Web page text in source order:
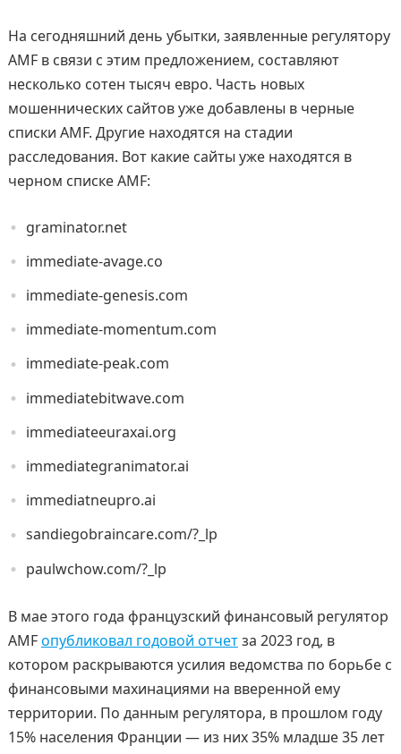
На сегодняшний день убытки, заявленные регулятору
AMF в связи с этим предложением, составляют
несколько сотен тысяч евро. Часть новых
мошеннических сайтов уже добавлены в черные
списки AMF. Другие находятся на стадии
расследования. Вот какие сайты уже находятся в
черном списке AMF:
graminator.net
immediate-avage.co
immediate-genesis.com
immediate-momentum.com
immediate-peak.com
immediatebitwave.com
immediateeuraxai.org
immediategranimator.ai
immediatneupro.ai
sandiegobraincare.com/?_lp
paulwchow.com/?_lp
В мае этого года французский финансовый регулятор
AMFопубликовал годовой отчетза 2023 год, в
котором раскрываются усилия ведомства по борьбе с
финансовыми махинациями на вверенной ему
территории. По данным регулятора, в прошлом году
15% населения Франции — из них 35% младше 35 лет